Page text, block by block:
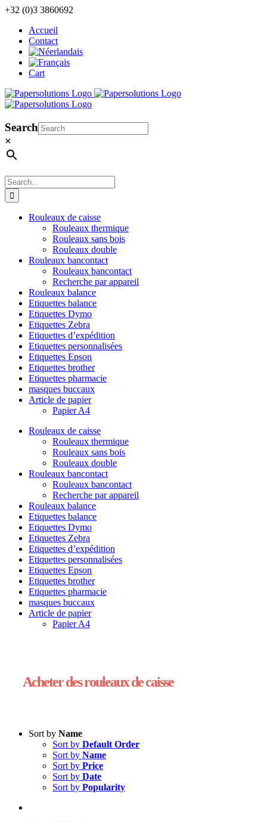
Skip
content
+32 (0)3 3860692
Accueil
Contact
Cart
Search
×
Search
for:
Rouleaux de caisse
Rouleaux thermique
Rouleaux sans bois
Rouleaux double
Rouleaux bancontact
Rouleaux bancontact
Recherche par appareil
Rouleaux balance
Etiquettes balance
Etiquettes Dymo
Etiquettes Zebra
Etiquettes d’expédition
Etiquettes personnalisées
Etiquettes Epson
Etiquettes brother
Etiquettes pharmacie
masques buccaux
Article de papier
Papier A4
Rouleaux de caisse
Rouleaux thermique
Rouleaux sans bois
Rouleaux double
Rouleaux bancontact
Rouleaux bancontact
Recherche par appareil
Rouleaux balance
Etiquettes balance
Etiquettes Dymo
Etiquettes Zebra
Etiquettes d’expédition
Etiquettes personnalisées
Etiquettes Epson
Etiquettes brother
Etiquettes pharmacie
masques buccaux
Article de papier
Papier A4
Acheter des rouleaux de caisse
Sort by Name
Sort by Default Order
Sort by Name
Sort by Price
Sort by Date
Sort by Popularity